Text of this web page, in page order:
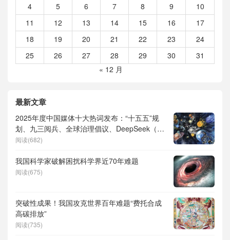
4
5 6 7 8 9
10
11
12 13 14 15 16
17
18
19 20 21 22 23
24
25
26 27 28 29 30
31
« 12 月
最新文章
2025年度中国媒体十大热词发布：“十五五”规
划、九三阅兵、全球治理倡议、DeepSeek（深
度求索）、人形机器人、苏超、票根经济、育
阅读(682)
我国科学家破解困扰科学界近70年难题
阅读(675)
突破性成果！我国攻克世界百年难题“费托合成
高碳排放”
阅读(735)